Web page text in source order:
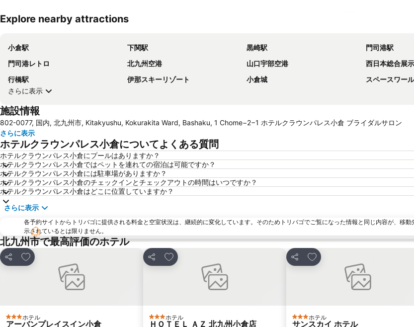
Explore nearby attractions
小倉駅 下関駅 黒崎駅
門司港駅
門司港レトロ
北九州空港 山口宇部空港
西日本総合展
行橋駅
伊那スキーリゾート 小倉城
スペースワー
さらに表示
施設情報
802-0077, 国内, 北九州市, Kitakyushu, Kokurakita Ward, Bashaku, 1 Chome−2−1 ホテルクラウンパレス小倉 ブライダルサロン
さらに表示
ホテルクラウンパレス小倉についてよくある質問
ホテルクラウンパレス小倉にプールはありますか？
ホテルクラウンパレス小倉ではペットを連れての宿泊は可能ですか？
ホテルクラウンパレス小倉には駐車場がありますか？
ホテルクラウンパレス小倉のチェックインとチェックアウトの時間はいつですか？
ホテルクラウンパレス小倉はどこに位置していますか？
さらに表示
各予約サイトからトリバゴに提供される料金と空室状況は、継続的に変化しています。そのためトリバゴでご覧になった情報と同じ内容が、移動
示されているとは限りません。
北九州市で最高評価のホテル
シェア
お気に入りに追加
3 ホテルのランク
ホテル
アーバンプレイスイン小倉
シェア
お気に入りに追加
3 ホテルのランク
ホテル
ＨＯＴＥＬ ＡＺ 北九州小倉店
シェア
お気に入りに追加
3 ホテルのランク
ホテル
サンスカイ ホテル